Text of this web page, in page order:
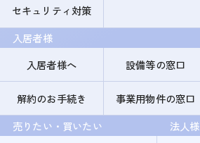
セキュリティ対策
入居者様
入居者様へ
設備等の窓口
解約のお手続き
事業用物件の窓口
売りたい・買いたい
法人様